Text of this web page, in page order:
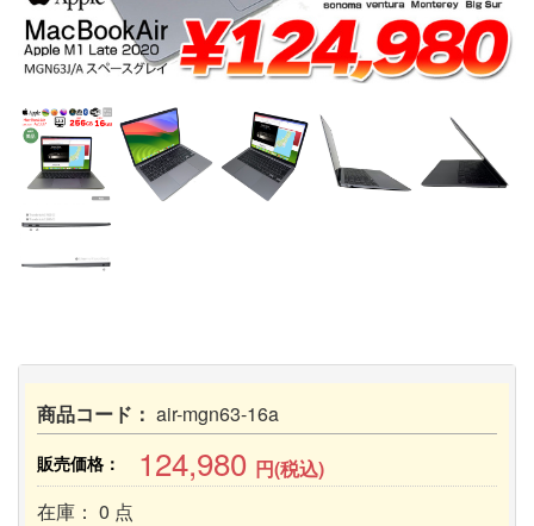
商品コード： air-mgn63-16a
販売価格： 124,980 円(税込)
在庫： 0 点